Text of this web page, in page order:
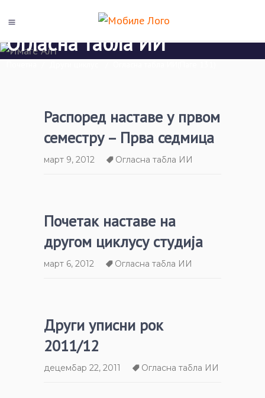
Огласна табла ИИ
Распоред наставе у првом
семестру – Прва седмица
март 9, 2012 Огласна табла ИИ
Почетак наставе на
другом циклусу студија
март 6, 2012 Огласна табла ИИ
Други уписни рок
2011/12
децембар 22, 2011 Огласна табла ИИ